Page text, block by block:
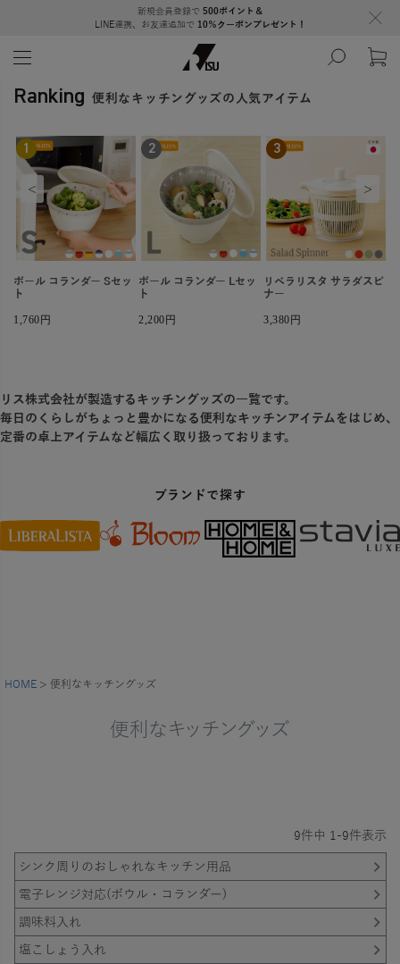
Ranking 便利なキッチングッズの人気アイテム
<
1
ボール コランダー Sセッ
ト
1,760円
2
ボール コランダー Lセッ
ト
2,200円
3
リベラリスタ サラダスピ
ナー
3,380円
>
リス株式会社が製造するキッチングッズの一覧です。
毎日のくらしがちょっと豊かになる便利なキッチンアイテムをはじめ、
定番の卓上アイテムなど幅広く取り扱っております。
ブランドで探す
新規会員登録で 500ポイント＆
LINE連携、お友達追加で 10％クーポンプレゼント！
HOME 便利なキッチングッズ
便利なキッチングッズ
9件中 1-9件表示
シンク周りのおしゃれなキッチン用品
電子レンジ対応(ボウル・コランダー)
調味料入れ
塩こしょう入れ